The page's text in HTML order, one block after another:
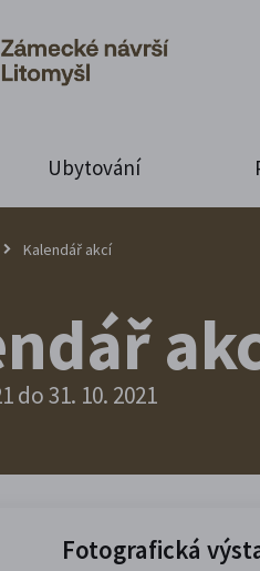
Ubytování
Kalendář akcí
do 31. 10. 2021
Fotografická